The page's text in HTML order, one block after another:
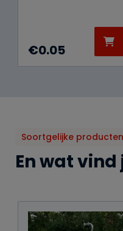
€0.05
Soortgelijke producten
En wat